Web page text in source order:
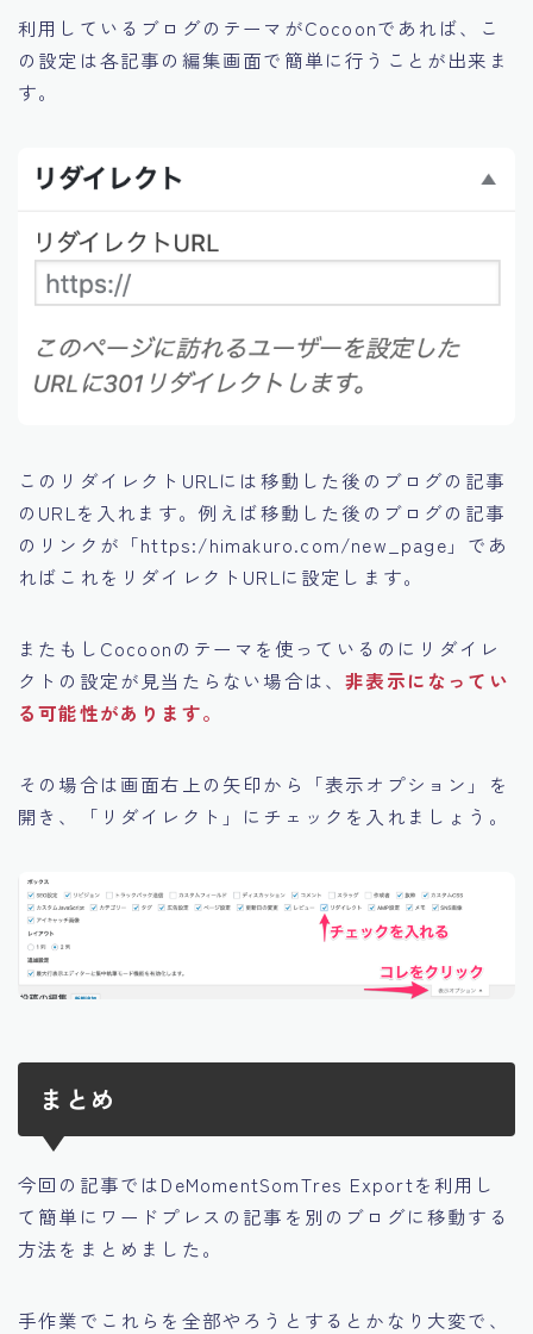
利用しているブログのテーマがCocoonであれば、こ
の設定は各記事の編集画面で簡単に行うことが出来ま
す。
このリダイレクトURLには移動した後のブログの記事
のURLを入れます。例えば移動した後のブログの記事
のリンクが「https:/himakuro.com/new_page」であ
ればこれをリダイレクトURLに設定します。
またもしCocoonのテーマを使っているのにリダイレ
クトの設定が見当たらない場合は、非表示になってい
る可能性があります。
その場合は画面右上の矢印から「表示オプション」を
開き、「リダイレクト」にチェックを入れましょう。
まとめ
今回の記事ではDeMomentSomTres Exportを利用し
て簡単にワードプレスの記事を別のブログに移動する
方法をまとめました。
手作業でこれらを全部やろうとするとかなり大変で、